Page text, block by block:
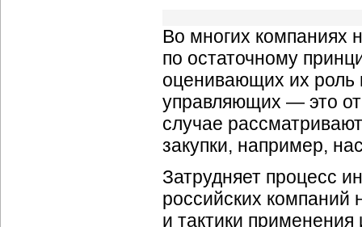
Во многих компаниях
по остаточному
оценивающих их роль
управляющих — это
случае
закупки, например,
Затрудняет процесс
российских компаний
и тактики